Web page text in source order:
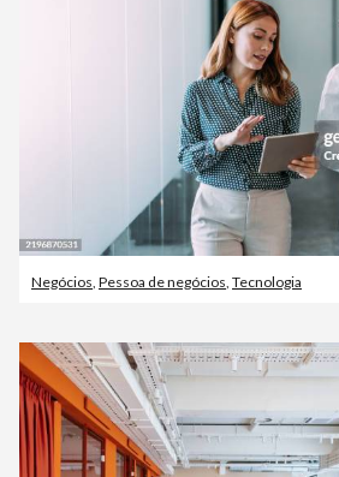
Negócios, Pessoa de negócios, Tecnologia